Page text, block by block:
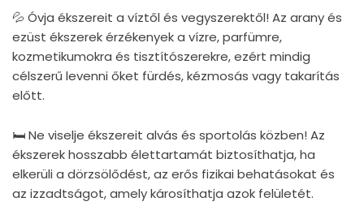
💦 Óvja ékszereit a víztől és vegyszerektől! Az arany és
ezüst ékszerek érzékenyek a vízre, parfümre,
kozmetikumokra és tisztítószerekre, ezért mindig
célszerű levenni őket fürdés, kézmosás vagy takarítás
előtt.
🛏 Ne viselje ékszereit alvás és sportolás közben! Az
ékszerek hosszabb élettartamát biztosíthatja, ha
elkerüli a dörzsölődést, az erős fizikai behatásokat és
az izzadtságot, amely károsíthatja azok felületét.